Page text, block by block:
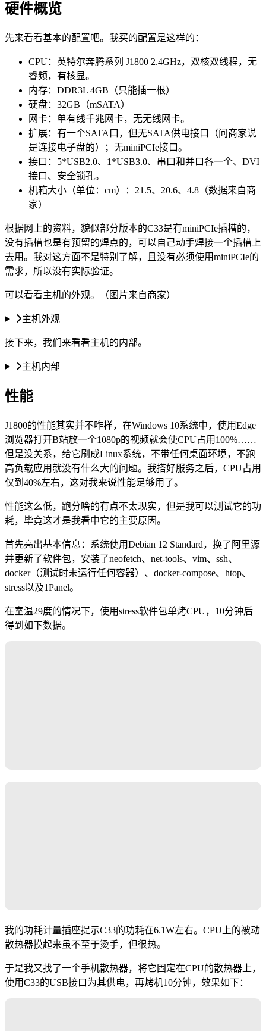
硬件概览
先来看看基本的配置吧。我买的配置是这样的：
CPU：英特尔奔腾系列 J1800 2.4GHz，双核双线程，无
睿频，有核显。
内存：DDR3L 4GB（只能插一根）
硬盘：32GB（mSATA）
网卡：单有线千兆网卡，无无线网卡。
扩展：有一个SATA口，但无SATA供电接口（问商家说
是连接电子盘的）；无miniPCIe接口。
接口：5*USB2.0、1*USB3.0、串口和并口各一个、DVI
接口、安全锁孔。
机箱大小（单位：cm）：21.5、20.6、4.8（数据来自商
家）
根据网上的资料，貌似部分版本的C33是有miniPCIe插槽的，
没有插槽也是有预留的焊点的，可以自己动手焊接一个插槽上
去用。我对这方面不是特别了解，且没有必须使用miniPCIe的
需求，所以没有实际验证。
可以看看主机的外观。（图片来自商家）
主机外观
接下来，我们来看看主机的内部。
主机内部
性能
J1800的性能其实并不咋样，在Windows 10系统中，使用Edge
浏览器打开B站放一个1080p的视频就会使CPU占用100%……
但是没关系，给它刷成Linux系统，不带任何桌面环境，不跑
高负载应用就没有什么大的问题。我搭好服务之后，CPU占用
仅到40%左右，这对我来说性能足够用了。
性能这么低，跑分啥的有点不太现实，但是我可以测试它的功
耗，毕竟这才是我看中它的主要原因。
首先亮出基本信息：系统使用Debian 12 Standard，换了阿里源
并更新了软件包，安装了neofetch、net-tools、vim、ssh、
docker（测试时未运行任何容器）、docker-compose、htop、
stress以及1Panel。
在室温29度的情况下，使用stress软件包单烤CPU，10分钟后
得到如下数据。
我的功耗计量插座提示C33的功耗在6.1W左右。CPU上的被动
散热器摸起来虽不至于烫手，但很热。
于是我又找了一个手机散热器，将它固定在CPU的散热器上，
使用C33的USB接口为其供电，再烤机10分钟，效果如下：